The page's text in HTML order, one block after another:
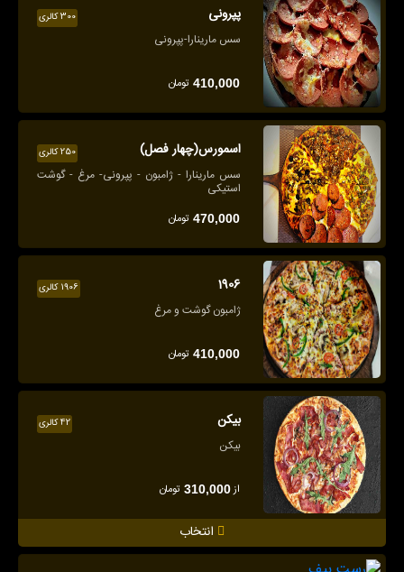
300 کالری پپرونی
سس مارینارا-پپرونی
410,000 تومان
250 کالری اسمورس(چهار فصل)
سس مارینارا - ژامبون - پپرونی- مرغ - گوشت
استیکی
470,000 تومان
1906 کالری 1906
ژامبون گوشت و مرغ
410,000 تومان
42 کالری بیکن
بیکن
از310,000 تومان
انتخاب